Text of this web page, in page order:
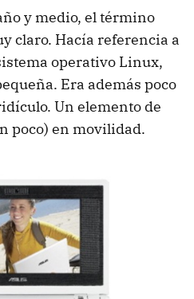
y medio, el término
claro. Hacía referencia a
operativo Linux,
Era además poco
Un elemento de
poco) en movilidad.